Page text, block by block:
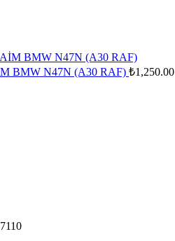
BMW N47N (A30 RAF) ₺1,250.00